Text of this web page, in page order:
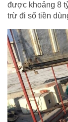
được khoảng 8
trừ đi số tiền